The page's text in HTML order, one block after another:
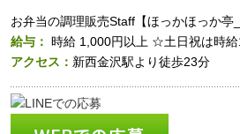
お弁当の調理販売Staff【ほっかほっか亭
給与： 時給 1,000円以上 ☆土日祝は時給
アクセス： 新西金沢駅より徒歩23分